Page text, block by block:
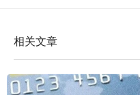
相关文章